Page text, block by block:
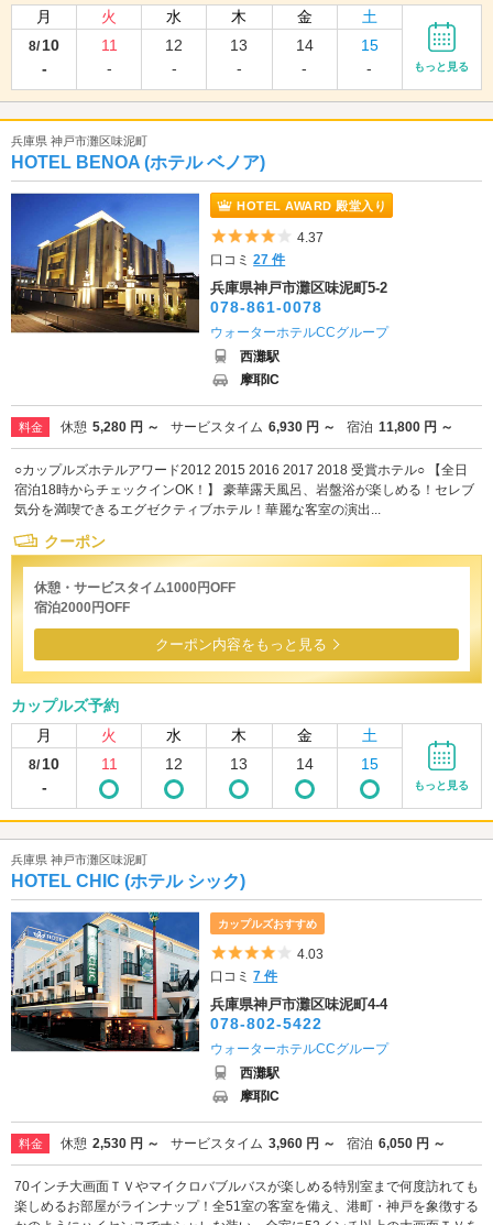
月 火 水 木 金 土
8/ 10
-
11
-
12
-
13
-
14
-
15
-
もっと見る
兵庫県 神戸市灘区味泥町
HOTEL BENOA (ホテル ベノア)
HOTEL AWARD 殿堂入り
5つ星のうち4
4.37
口コミ27 件
兵庫県神戸市灘区味泥町5-2
078-861-0078
ウォーターホテルCCグループ
西灘駅
摩耶IC
料金 休憩 5,280 円 ～ サービスタイム 6,930 円 ～ 宿泊 11,800 円 ～
○カップルズホテルアワード2012 2015 2016 2017 2018 受賞ホテル○ 【全日
宿泊18時からチェックインOK！】 豪華露天風呂、岩盤浴が楽しめる！セレブ
気分を満喫できるエグゼクティブホテル！華麗な客室の演出...
クーポン
休憩・サービスタイム1000円OFF
宿泊2000円OFF
クーポン内容をもっと見る
カップルズ予約
月
火 水 木 金 土
8/ 10
-
11 12 13 14 15
もっと見る
兵庫県 神戸市灘区味泥町
HOTEL CHIC (ホテル シック)
カップルズおすすめ
5つ星のうち4
4.03
口コミ7 件
兵庫県神戸市灘区味泥町4-4
078-802-5422
ウォーターホテルCCグループ
西灘駅
摩耶IC
料金 休憩 2,530 円 ～ サービスタイム 3,960 円 ～ 宿泊 6,050 円 ～
70インチ大画面ＴＶやマイクロバブルバスが楽しめる特別室まで何度訪れても
楽しめるお部屋がラインナップ！全51室の客室を備え、港町・神戸を象徴する